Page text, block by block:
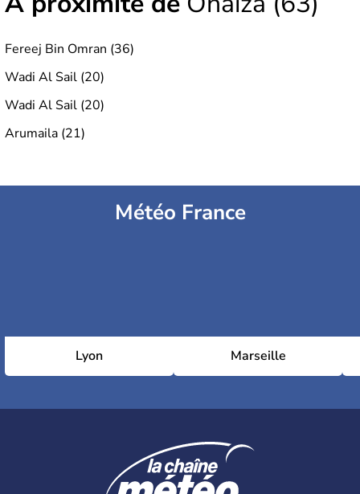
Fereej Bin Omran (36)
Wadi Al Sail (20)
Wadi Al Sail (20)
Arumaila (21)
Météo France
Lyon Marseille